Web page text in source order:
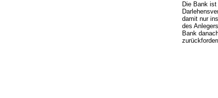
Die Bank
damit nur
des
Bank